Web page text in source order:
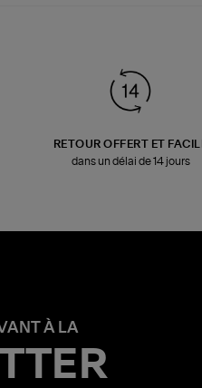
RETOUR OFFERT ET
dans un délai de 14 jours
À LA